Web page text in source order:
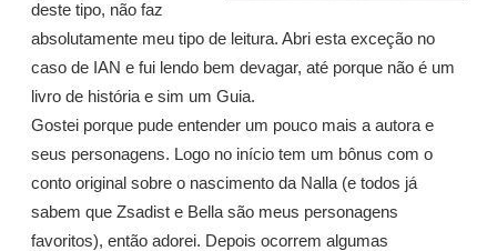
deste tipo, não faz
absolutamente meu tipo de leitura. Abri esta exceção no
caso de IAN e fui lendo bem devagar, até porque não é um
livro de história e sim um Guia.
Gostei porque pude entender um pouco mais a autora e
seus personagens. Logo no início tem um bônus com o
conto original sobre o nascimento da Nalla (e todos já
sabem que Zsadist e Bella são meus personagens
favoritos), então adorei. Depois ocorrem algumas